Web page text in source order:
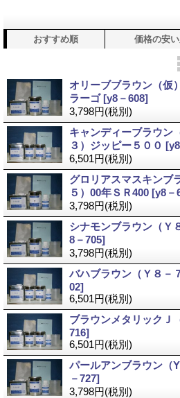
おすすめ順 価格の安
オリーブブラウン（仮
ラーゴ[y8－608]
3,798円(税別)
キャンディーブラウン
３）ジッピー５００
6,501円(税別)
グロリアスマスキンブ
５）00年ＳＲ400 [y8－
3,798円(税別)
シナモンブラウン（Ｙ
8－705]
3,798円(税別)
バハブラウン（Ｙ８－
02]
6,501円(税別)
ブラウンメタリックＪ
716]
6,501円(税別)
パールアンブラウン（
－727]
3,798円(税別)